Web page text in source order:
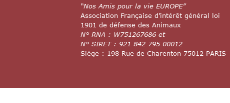
“Nos Amis pour la vie EUROPE”
Association Française d’intérêt général loi
1901 de défense des Animaux
N° RNA : W751267686 et
N° SIRET : 921 842 795 00012
Siège : 198 Rue de Charenton 75012 PARIS